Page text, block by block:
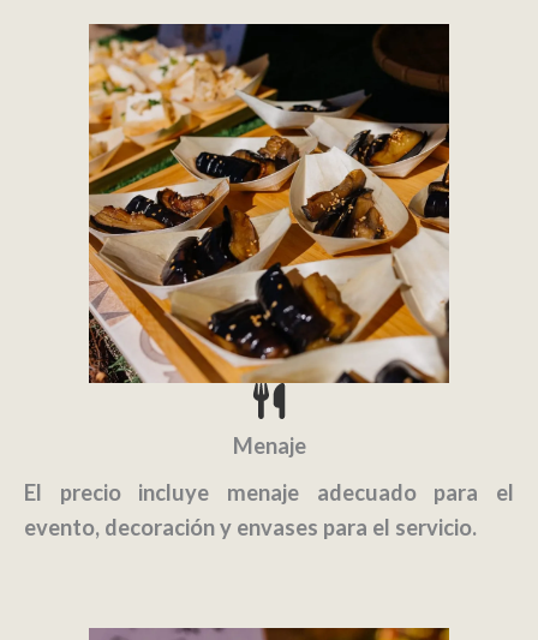
Menaje
El precio incluye menaje adecuado para el
evento, decoración y envases para el servicio.